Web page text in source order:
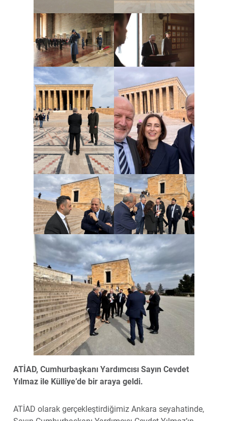
ATİAD, Cumhurbaşkanı Yardımcısı Sayın Cevdet
Yılmaz ile Külliye’de bir araya geldi.
ATİAD olarak gerçekleştirdiğimiz Ankara seyahatinde,